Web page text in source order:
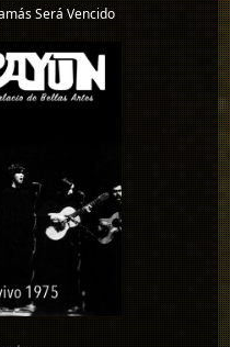
Será Vencido